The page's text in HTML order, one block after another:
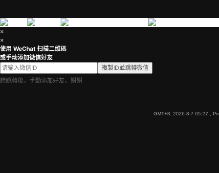
×
×
使用 WeChat 扫描二维碼
或手动添加微信好友
複製ID並跳轉微信
請跳轉後，手動添加好友，謝謝
GMT+8, 2026-8-7 05:27 ,